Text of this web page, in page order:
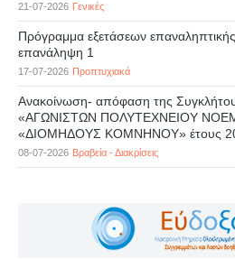
21-07-2026 Γενικές
Πρόγραμμα εξετάσεων
επανάληψη 1
17-07-2026 Προπτυχιακά
Ανακοίνωση- απόφαση της
«ΑΓΩΝΙΣΤΩΝ ΠΟΛΥΤΕΧΝΕΙΟΥ
«ΔΙΟΜΗΔΟΥΣ ΚΟΜΝΗΝΟΥ» έτους
08-07-2026 Βραβεία - Διακρίσεις